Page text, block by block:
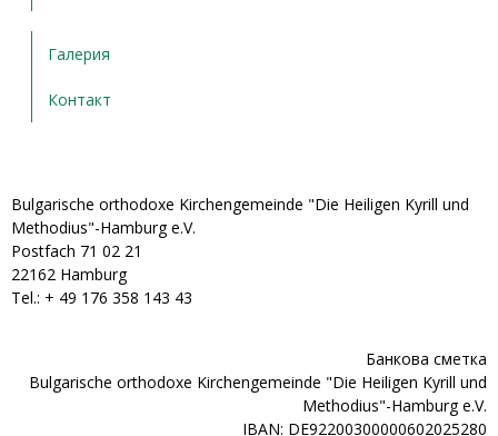
Галерия
Контакт
Bulgarische orthodoxe Kirchengemeinde "Die Heiligen Kyrill und
Methodius"-Hamburg e.V.
Postfach 71 02 21
22162 Hamburg
Tel.: + ‭49 176 358 143 43‬
Банкова сметка
Bulgarische orthodoxe Kirchengemeinde "Die Heiligen Kyrill und
Methodius"-Hamburg e.V.
IBAN: DE92200300000602025280